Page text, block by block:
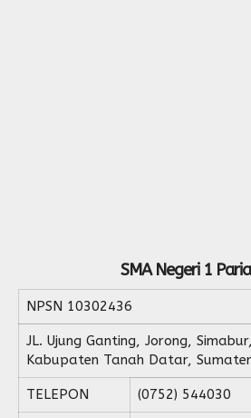
SMA Negeri 1
NPSN 10302436
JL. Ujung Ganting, Jorong,
Kabupaten Tanah Datar,
TELEPON (0752) 544030